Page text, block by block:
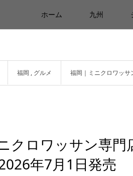
ホーム 九州
福岡 , グルメ 福岡｜ミニクロワッ
クロワッサン専
年7月1日発売